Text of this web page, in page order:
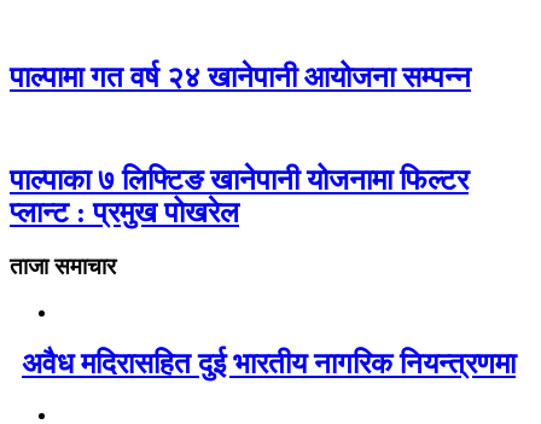
पाल्पामा गत वर्ष २४ खानेपानी आयोजना सम्पन्न
पाल्पाका ७ लिफ्टिङ खानेपानी योजनामा फिल्टर
प्लान्ट : प्रमुख पोखरेल
ताजा समाचार
अवैध मदिरासहित दुई भारतीय नागरिक नियन्त्रणमा